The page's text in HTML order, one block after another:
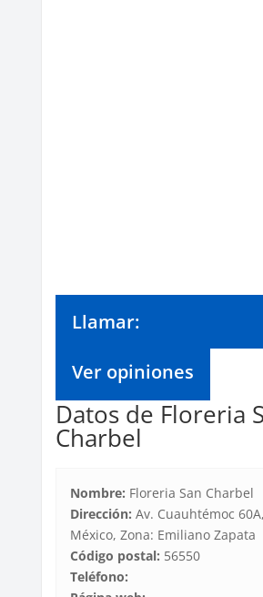
Llamar:
Ver opiniones
Datos de Floreria
Charbel
Nombre: Floreria San Charbel
Dirección: Av. Cuauhtémoc
México, Zona: Emiliano Zapata
Código postal: 56550
Teléfono: